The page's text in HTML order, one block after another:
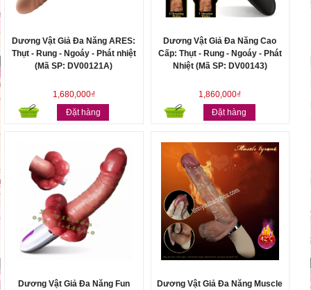
Dương Vật Giả Đa Năng ARES:
Thụt - Rung - Ngoáy - Phát nhiệt
(Mã SP: DV00121A)
1,680,000₫
Đặt hàng
Dương Vật Giả Đa Năng Cao
Cấp: Thụt - Rung - Ngoáy - Phát
Nhiệt (Mã SP: DV00143)
1,860,000₫
Đặt hàng
Dương Vật Giả Đa Năng Fun
Dương Vật Giả Đa Năng Muscle